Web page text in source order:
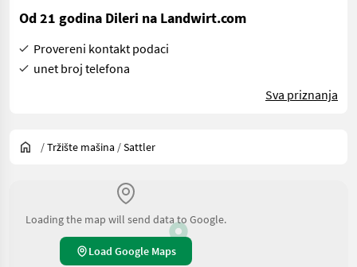
Od 21 godina Dileri na Landwirt.com
Provereni kontakt podaci
unet broj telefona
Sva priznanja
/Tržište mašina /Sattler
Loading the map will send data to Google.
Load Google Maps